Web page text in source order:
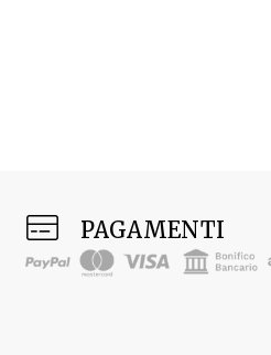
PAGAMENTI